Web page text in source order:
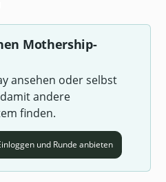
Mothership-
ansehen oder selbst
andere
finden.
und Runde anbieten